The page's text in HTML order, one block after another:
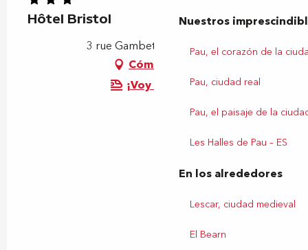
Nuestros
Pau, el corazón de la
Pau, ciudad real
Pau, el paisaje de la
Les Halles de Pau – ES
En los alrededores
Lescar, ciudad medieval
El Bearn
Hôtel Bristol
3 rue Gambetta, 64000 Pau
Cómo llegar
¡Voy en tren!